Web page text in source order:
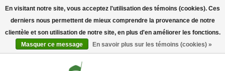
En visitant notre site, vous acceptez l'utilisation des témoins (cookies). Ces
derniers nous permettent de mieux comprendre la provenance de notre
clientèle et son utilisation de notre site, en plus d'en améliorer les fonctions.
Masquer ce message
En savoir plus sur les témoins (cookies) »